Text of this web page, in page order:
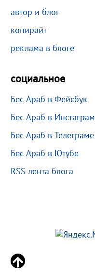
автор и блог
копирайт
реклама в блоге
социальное
Бес Араб в Фейсбук
Бес Араб в Инстаграм
Бес Араб в Телеграме
Бес Араб в Ютубе
RSS лента блога